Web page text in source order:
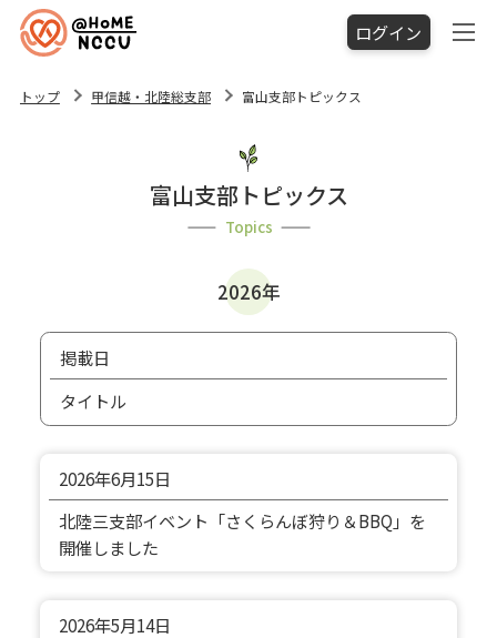
ログイン
トップ 甲信越・北陸総支部 富山支部トピックス
富山支部トピックス
Topics
2026年
掲載日
タイトル
2026年6月15日
北陸三支部イベント「さくらんぼ狩り＆BBQ」を
開催しました
2026年5月14日